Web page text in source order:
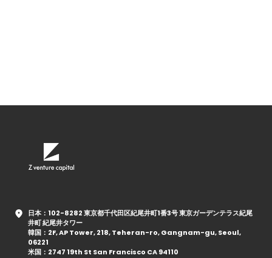
日本：102-8282 東京都千代田区紀尾井町1番3号 東京ガーデンテラス紀尾
井町 紀尾井タワー
韓国：2F, AP Tower, 218, Teheran-ro, Gangnam-gu, Seoul,
06221
米国：2747 19th St San Francisco CA 94110